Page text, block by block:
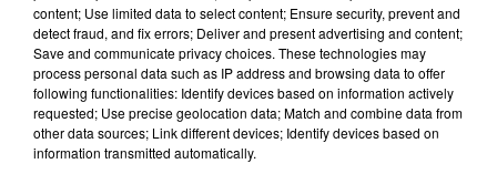
OLIVIA DEAN
So Easy (to Fall In Love)
ADELE CASTILLON
content; Use limited data to select content; Ensure security, prevent and
detect fraud, and fix errors; Deliver and present advertising and content;
Save and communicate privacy choices. These technologies may
process personal data such as IP address and browsing data to offer
following functionalities: Identify devices based on information actively
requested; Use precise geolocation data; Match and combine data from
other data sources; Link different devices; Identify devices based on
information transmitted automatically.